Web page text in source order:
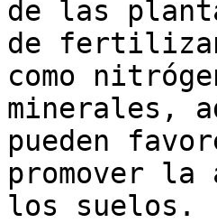
de las
de
como
minerales,
pueden
promover
los suelos.